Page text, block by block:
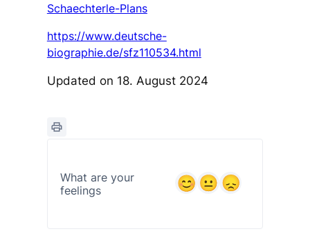
Schaechterle-Plans
https://www.deutsche-
biographie.de/sfz110534.html
Updated on 18. August 2024
What are your
feelings